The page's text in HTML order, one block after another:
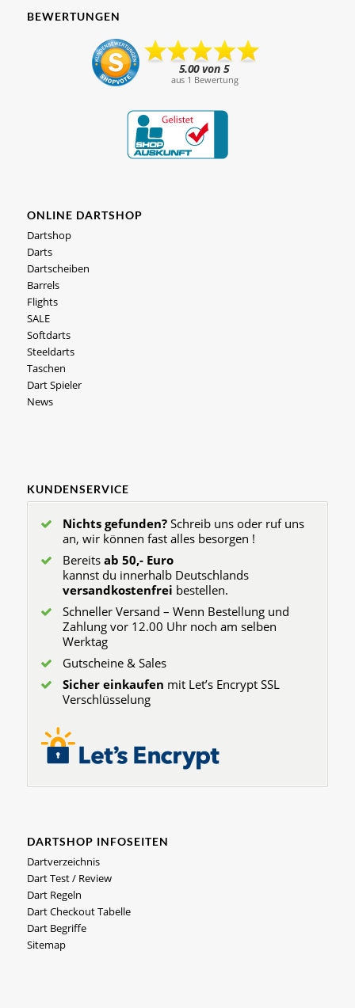
BEWERTUNGEN
ONLINE DARTSHOP
Dartshop
Darts
Dartscheiben
Barrels
Flights
SALE
Softdarts
Steeldarts
Taschen
Dart Spieler
News
KUNDENSERVICE
Nichts gefunden?Schreib uns oder ruf uns
an, wir können fast alles besorgen !
Bereits ab 50,- Euro
kannst du innerhalb Deutschlands
versandkostenfrei bestellen.
Schneller Versand – Wenn Bestellung und
Zahlung vor 12.00 Uhr noch am selben
Werktag
Gutscheine & Sales
Sicher einkaufen mit Let’s Encrypt SSL
Verschlüsselung
DARTSHOP INFOSEITEN
Dartverzeichnis
Dart Test / Review
Dart Regeln
Dart Checkout Tabelle
Dart Begriffe
Sitemap